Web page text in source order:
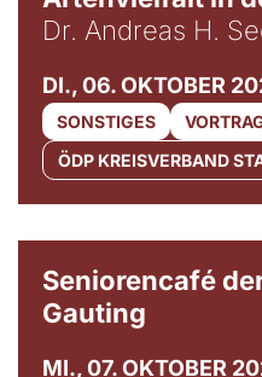
Dr. Andreas H.
DI., 06. OKTOBER
SONSTIGES
ÖDP KREISVERBAND
Seniorencafé
Gauting
MI., 07. OKTOBER